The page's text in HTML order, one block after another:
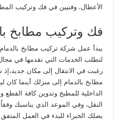
الأعطال، وفنيين في فك وتركيب
فك وتركيب مطابخ
يبدأ عمل شركة تركيب مطابخ بالدمام
لتطلب الخدمات التي تقدمها في
رغبت في الانتقال إلى مكان
مطابخ بالدمام إلى منزلك أينما كان
الداخلية للمطبخ وتدوين كافة القطع
النقل، وفي الموعد الذي يناسبك
يصلك الخبراء للبدء في العمل المتفق